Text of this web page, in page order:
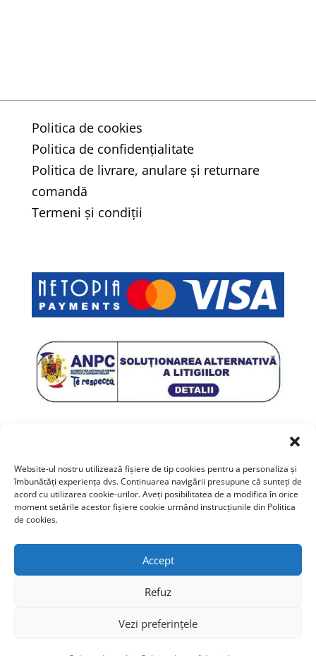
Website-ul nostru utilizează fişiere de tip cookies pentru a personaliza și
îmbunătăți experiența dvs. Continuarea navigării presupune că sunteți de
acord cu utilizarea cookie-urilor. Aveți posibilitatea de a modifica în orice
moment setările acestor fişiere cookie urmând instrucțiunile din Politica
de cookies.
Accept
Refuz
Vezi preferințele
Politica de cookies
Politica de confidențialitate
Politica de livrare, anulare și returnare
comandă
Termeni și condiții
© Copyright 2026 Fundația Istoria
Binecuvântării. Toate drepturile